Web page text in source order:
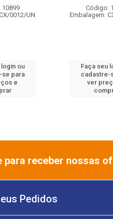
0012/UN
ou
para
e
Código:
Embalagem:
Faça seu
cadastre-
ver
para receber nossas
Pedidos